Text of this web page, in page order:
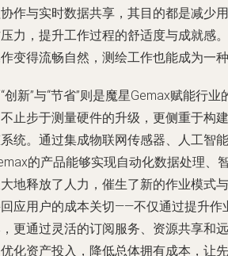
作与实时数据共享，其目的都是减少
力，提升工作过程的舒适度与成就感
变得流畅自然，测绘工作也能成为一
创新”与“节省”则是魔星Gemax赋能行
止步于测量硬件的升级，更侧重于构
统。通过集成物联网传感器、人工智
的产品能够实现自动化数据处理、
地释放了人力，催生了新的作业模式
应用户的成本关切——不仅通过提升作
更通过灵活的订阅服务、资源共享和
化资产投入，降低总体拥有成本，让